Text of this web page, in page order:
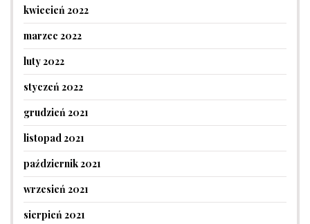
kwiecień 2022
marzec 2022
luty 2022
styczeń 2022
grudzień 2021
listopad 2021
październik 2021
wrzesień 2021
sierpień 2021